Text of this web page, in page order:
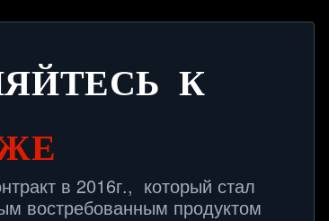
К
в 2016г.,  который стал
востребованным продуктом